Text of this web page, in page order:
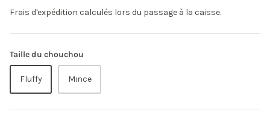
Frais d'expédition calculés lors du passage à la caisse.
Taille du chouchou
Fluffy Mince